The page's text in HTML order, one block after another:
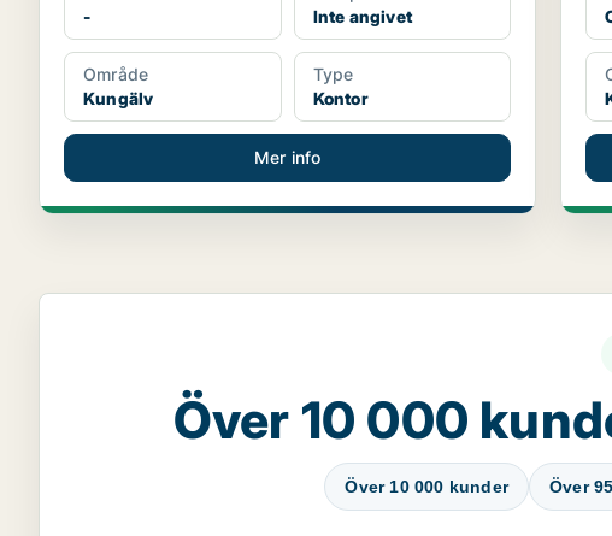
-
Inte angivet
Område
Kungälv
Type
Kontor
Mer info
Över 10 000
Över 10 000 kunder Över